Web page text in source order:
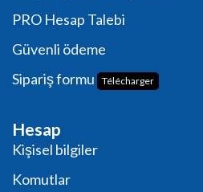
PRO Hesap Talebi
Güvenli ödeme
Sipariş formu
Télécharger
Hesap
Kişisel bilgiler
Komutlar